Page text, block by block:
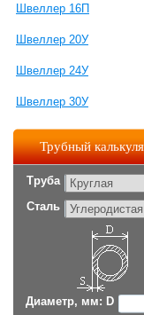
Швеллер 16П
Швеллер 20У
Швеллер 24У
Швеллер 30У
Трубный
Труба
Сталь
Диаметр, мм: D